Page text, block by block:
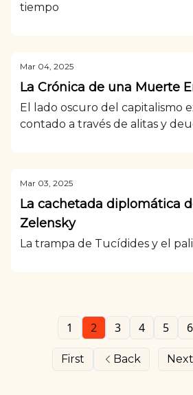
tiempo
Mar 04, 2025
La Crónica de una Muerte
El lado oscuro del capitalismo
contado a través de alitas y
Mar 03, 2025
La cachetada diplomática
Zelensky
La trampa de Tucídides y el
First Back
1 2 3 4 5 6
Next